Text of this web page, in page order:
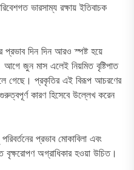
ভারসাম্য রক্ষায় ইতিবাচক
প্রভাব দিন দিন আরও স্পষ্ট হয়ে
জুন মাস এলেই নিয়মিত বৃষ্টিপাত
গেছে। প্রকৃতির এই বিরূপ আচরণের
কারণ হিসেবে উল্লেখ করেন
প্রভাব মোকাবিলা এবং
বৃক্ষরোপণ অগ্রাধিকার হওয়া উচিত।